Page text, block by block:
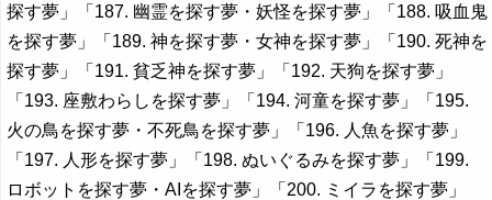
探す夢」「187. 幽霊を探す夢・妖怪を探す夢」「188. 吸血鬼
を探す夢」「189. 神を探す夢・女神を探す夢」「190. 死神を
探す夢」「191. 貧乏神を探す夢」「192. 天狗を探す夢」
「193. 座敷わらしを探す夢」「194. 河童を探す夢」「195.
火の鳥を探す夢・不死鳥を探す夢」「196. 人魚を探す夢」
「197. 人形を探す夢」「198. ぬいぐるみを探す夢」「199.
ロボットを探す夢・AIを探す夢」「200. ミイラを探す夢」